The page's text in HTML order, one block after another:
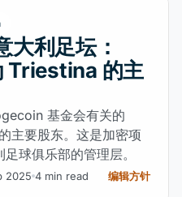
利足坛：
Triestina 的主
基金会有关的
主要股东。这是加密项
球俱乐部的管理层。
2025 4 min read 编辑方针